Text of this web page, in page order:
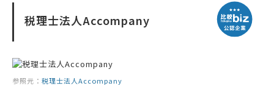
税理士法人Accompany
参照元： 税理士法人Accompany